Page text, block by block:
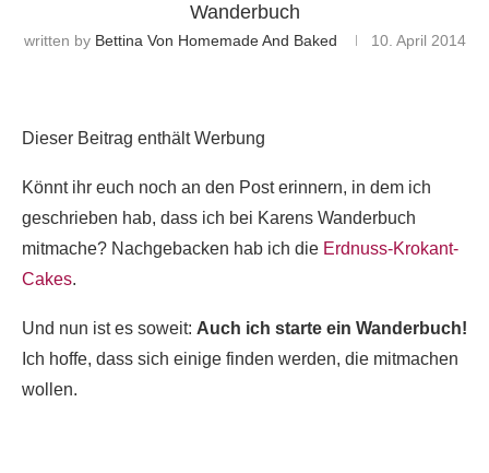
Wanderbuch
written by Bettina Von Homemade And Baked 10. April 2014
Dieser Beitrag enthält Werbung
Könnt ihr euch noch an den Post erinnern, in dem ich
geschrieben hab, dass ich bei Karens Wanderbuch
mitmache? Nachgebacken hab ich die Erdnuss-Krokant-
Cakes.
Und nun ist es soweit: Auch ich starte ein Wanderbuch!
Ich hoffe, dass sich einige finden werden, die mitmachen
wollen.